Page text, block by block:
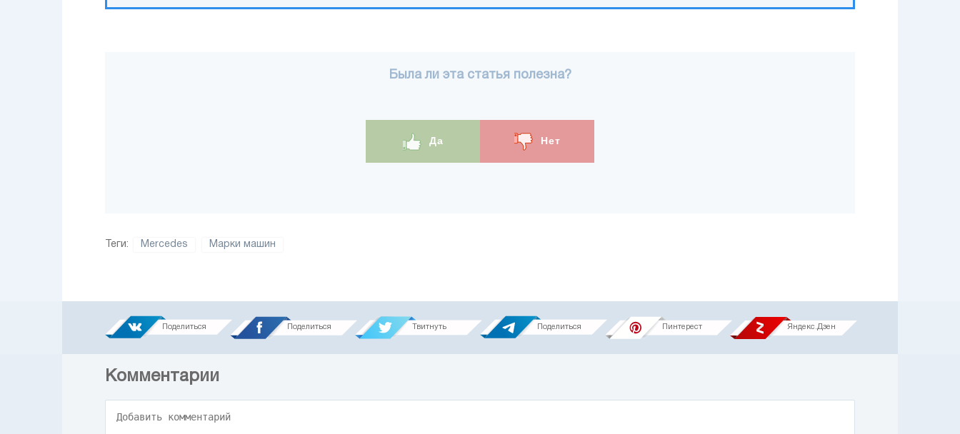
Была ли эта статья полезна?
Да Нет
Теги: Mercedes Марки машин
Поделиться Поделиться Твитнуть Поделиться Пинтерест Яндекс.Дзен
Комментарии